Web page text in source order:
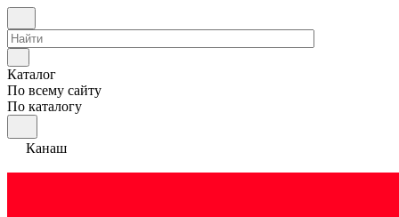
Каталог
По всему сайту
По каталогу
Канаш